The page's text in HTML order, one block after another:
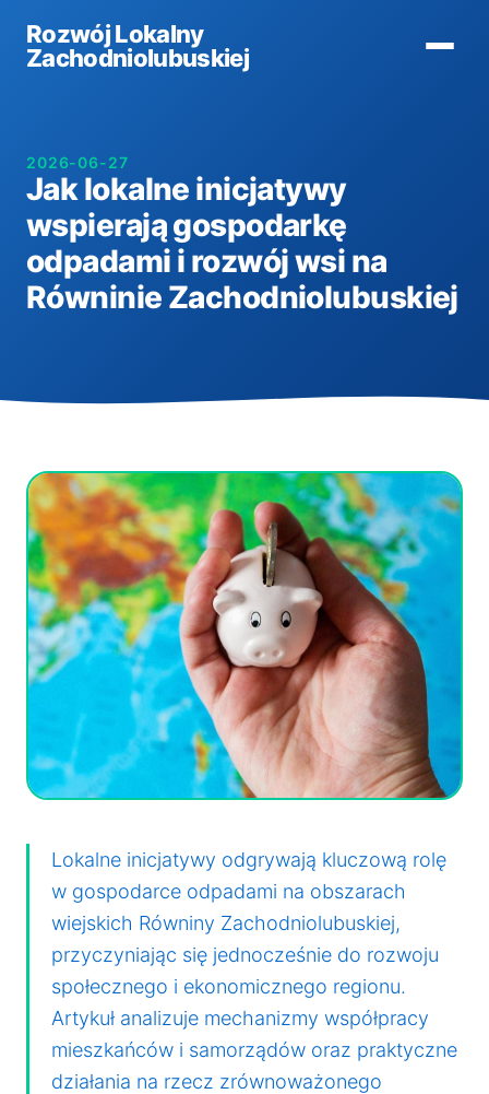
Rozwój Lokalny
Zachodniolubuskiej
2026-06-27
Jak lokalne inicjatywy
wspierają gospodarkę
odpadami i rozwój wsi na
Równinie Zachodniolubuskiej
Lokalne inicjatywy odgrywają kluczową rolę
w gospodarce odpadami na obszarach
wiejskich Równiny Zachodniolubuskiej,
przyczyniając się jednocześnie do rozwoju
społecznego i ekonomicznego regionu.
Artykuł analizuje mechanizmy współpracy
mieszkańców i samorządów oraz praktyczne
działania na rzecz zrównoważonego